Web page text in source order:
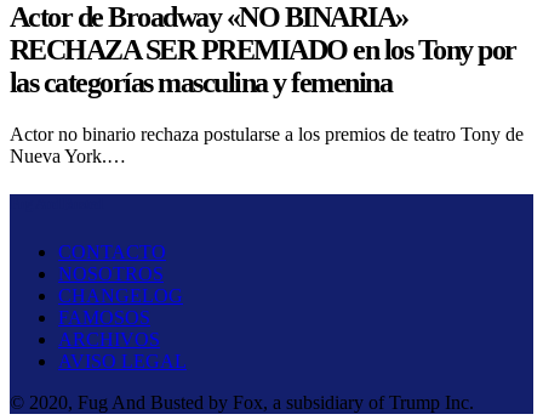
Actor de Broadway «NO BINARIA»
RECHAZA SER PREMIADO en los Tony por
las categorías masculina y femenina
Actor no binario rechaza postularse a los premios de teatro Tony de
Nueva York.…
CONTACTO
NOSOTROS
CHANGELOG
FAMOSOS
ARCHIVOS
AVISO LEGAL
© 2020, Fug And Busted by Fox, a subsidiary of Trump Inc.